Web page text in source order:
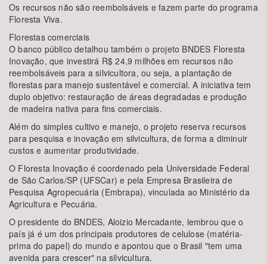
Os recursos não são reembolsáveis e fazem parte do programa
Floresta Viva.
Florestas comerciais
O banco público detalhou também o projeto BNDES Floresta
Inovação, que investirá R$ 24,9 milhões em recursos não
reembolsáveis para a silvicultora, ou seja, a plantação de
florestas para manejo sustentável e comercial. A iniciativa tem
duplo objetivo: restauração de áreas degradadas e produção
de madeira nativa para fins comerciais.
Além do simples cultivo e manejo, o projeto reserva recursos
para pesquisa e inovação em silvicultura, de forma a diminuir
custos e aumentar produtividade.
O Floresta Inovação é coordenado pela Universidade Federal
de São Carlos/SP (UFSCar) e pela Empresa Brasileira de
Pesquisa Agropecuária (Embrapa), vinculada ao Ministério da
Agricultura e Pecuária.
O presidente do BNDES, Aloizio Mercadante, lembrou que o
país já é um dos principais produtores de celulose (matéria-
prima do papel) do mundo e apontou que o Brasil "tem uma
avenida para crescer" na silvicultura.